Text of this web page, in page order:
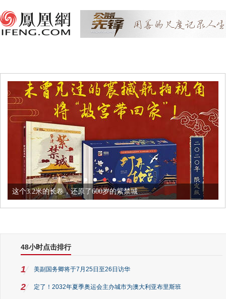
这个3.2米的长卷，还原了600岁的紫禁城
48小时点击排行
1 美副国务卿将于7月25日至26日访华
2 定了！2032年夏季奥运会主办城市为澳大利亚布里斯班